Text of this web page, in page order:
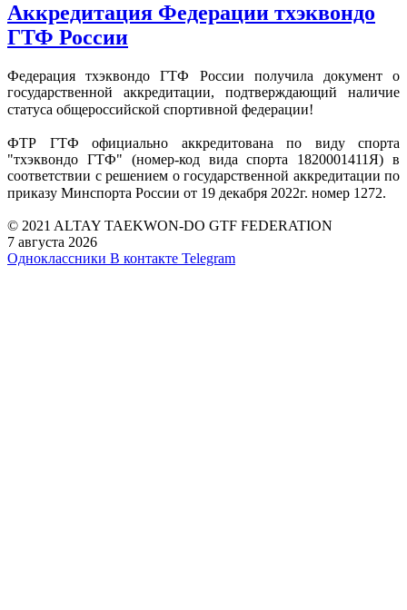
Аккредитация Федерации тхэквондо
ГТФ России
Федерация тхэквондо ГТФ России получила документ о
государственной аккредитации, подтверждающий наличие
статуса общероссийской спортивной федерации!⠀
ФТР ГТФ официально аккредитована по виду спорта
"тхэквондо ГТФ" (номер-код вида спорта 1820001411Я) в
соответствии с решением о государственной аккредитации по
приказу Минспорта России от 19 декабря 2022г. номер 1272.⠀
© 2021 ALTAY TAEKWON-DO GTF FEDERATION
7 августа 2026
Одноклассники В контакте Telegram